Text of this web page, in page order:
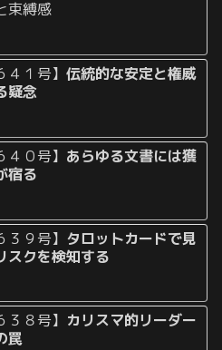
束縛感
４１号】伝統的な安定と権威
疑念
４０号】 あらゆる文書には獲
宿る
３９号】 タロットカードで見
スクを検知する
３８号】 カリスマ的リーダー
罠